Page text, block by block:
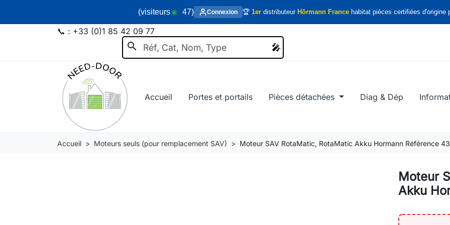
(visiteurs 47) Connexion 🏆 1er distributeur Hörmann France habitat pièces certifiées d'origine
search 🎤
🎤
📞 : +33 (0)1 85 42 09 77
Accueil Portes et portails Pièces détachées Diag & Dép
Accueil Moteurs seuls (pour remplacement SAV) Moteur SAV RotaMatic, RotaMatic Akku Hormann Référence
Moteur
Akku